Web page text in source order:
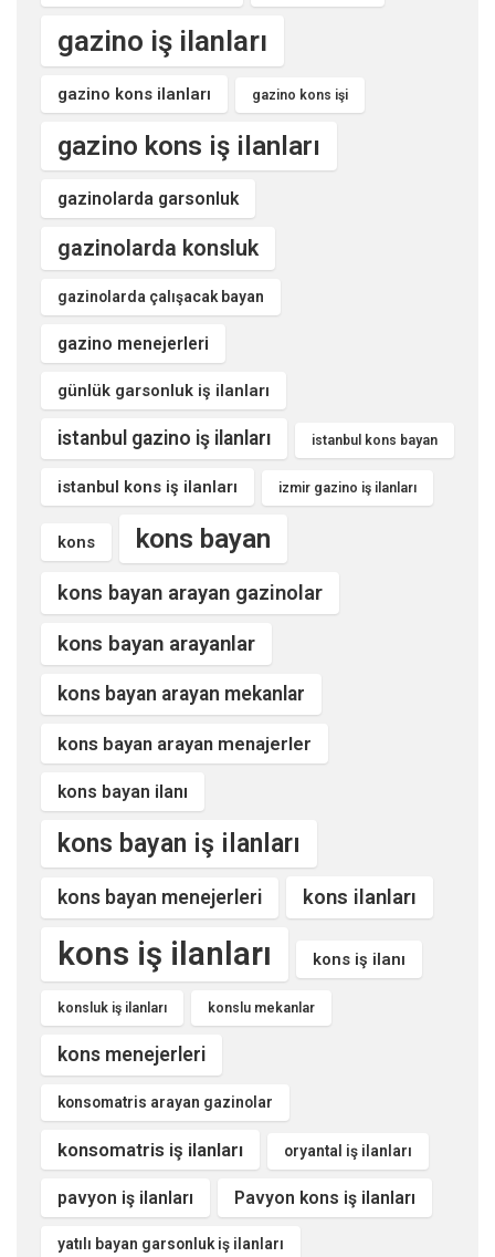
gazino iş ilanları
gazino kons ilanları gazino kons işi
gazino kons iş ilanları
gazinolarda garsonluk
gazinolarda konsluk
gazinolarda çalışacak bayan
gazino menejerleri
günlük garsonluk iş ilanları
istanbul gazino iş ilanları istanbul kons bayan
istanbul kons iş ilanları izmir gazino iş ilanları
kons kons bayan
kons bayan arayan gazinolar
kons bayan arayanlar
kons bayan arayan mekanlar
kons bayan arayan menajerler
kons bayan ilanı
kons bayan iş ilanları
kons bayan menejerleri kons ilanları
kons iş ilanları kons iş ilanı
konsluk iş ilanları konslu mekanlar
kons menejerleri
konsomatris arayan gazinolar
konsomatris iş ilanları oryantal iş ilanları
pavyon iş ilanları Pavyon kons iş ilanları
yatılı bayan garsonluk iş ilanları